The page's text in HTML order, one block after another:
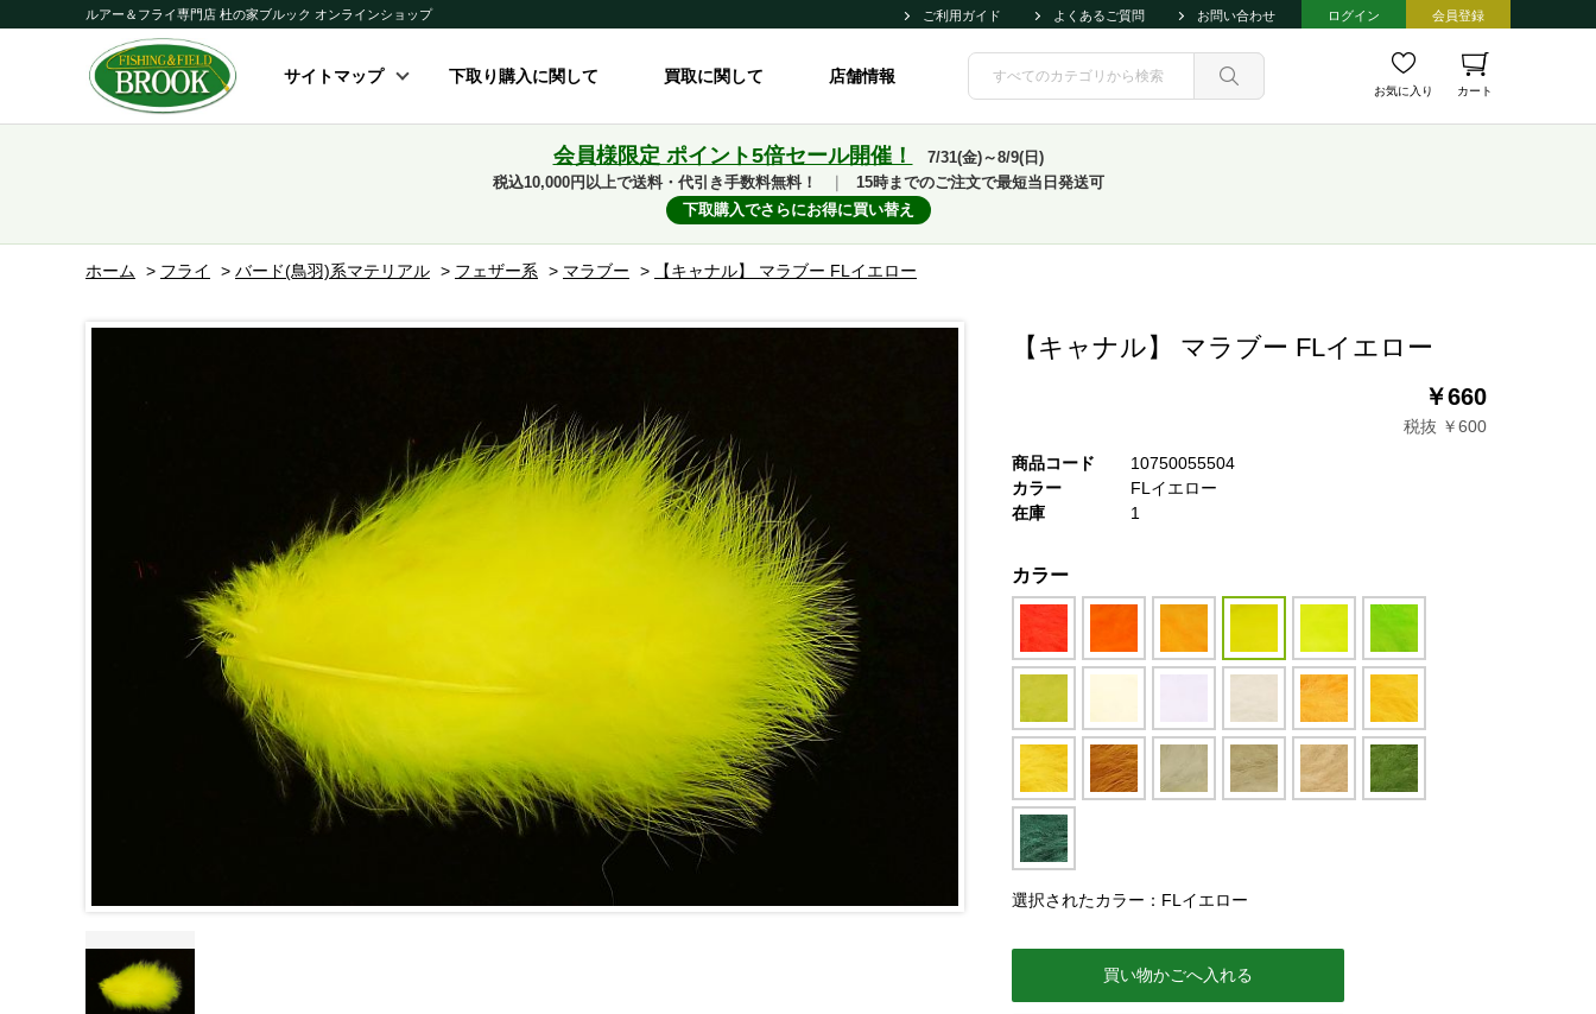
ルアー＆フライ専門店 杜の家ブルック オンラインショップ ご利用ガイド よくあるご質問 お問い合わせ ログイン 会員登録
サイトマップ 下取り購入に関して 買取に関して 店舗情報
お気に入り カート
会員様限定 ポイント5倍セール開催！
7/31(金)～8/9(日)
税込10,000円以上で送料・代引き手数料無料！
15時までのご注文で最短当日発送可
下取購入でさらにお得に買い替え
ホーム > フライ > バード(鳥羽)系マテリアル > フェザー系 > マラブー > 【キャナル】 マラブー FLイエロー
【キャナル】 マラブー FLイエロー
￥660
税抜 ￥600
商品コード
10750055504
カラー
FLイエロー
在庫
1
カラー
選択されたカラー：FLイエロー
買い物かごへ入れる